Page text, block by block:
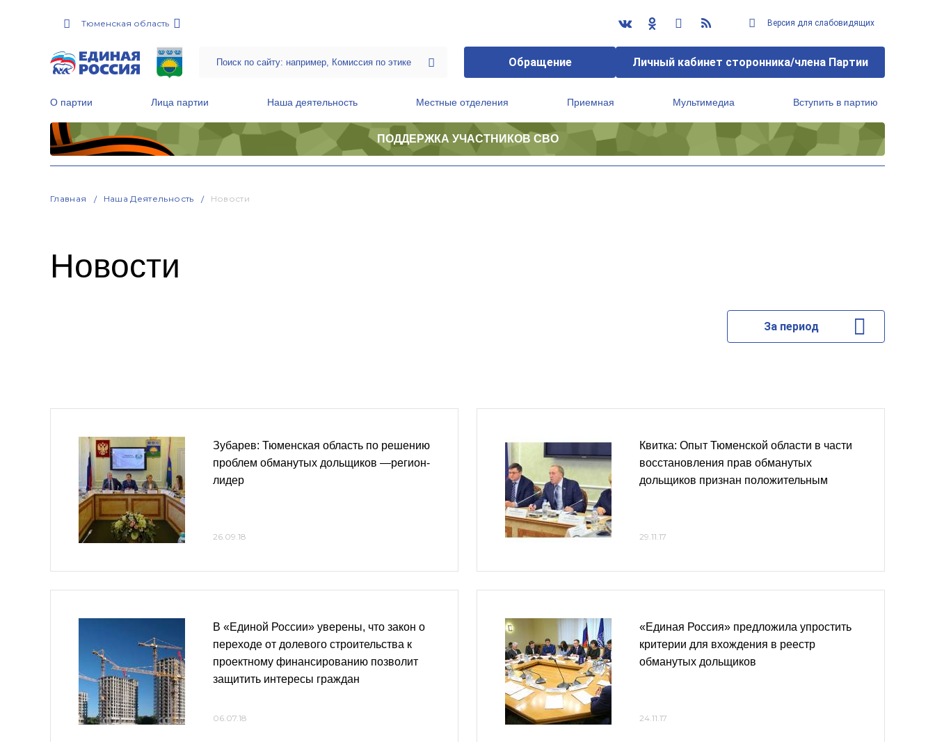
Тюменская область Версия для слабовидящих
Обращение Личный кабинет сторонника/члена Партии
О партии Лица партии Наша деятельность Местные отделения Приемная Мультимедиа Вступить в партию
ПОДДЕРЖКА УЧАСТНИКОВ СВО
Главная Наша Деятельность Новости
Новости
За период
Зубарев: Тюменская область по решению
проблем обманутых дольщиков —регион-
лидер
26.09.18
В «Единой России» уверены, что закон о
переходе от долевого строительства к
проектному финансированию позволит
защитить интересы граждан
06.07.18
Квитка: Опыт Тюменской области в части
восстановления прав обманутых
дольщиков признан положительным
29.11.17
«Единая Россия» предложила упростить
критерии для вхождения в реестр
обманутых дольщиков
24.11.17